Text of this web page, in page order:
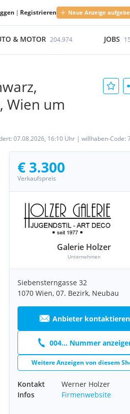
| Registrieren Neue Anzeige
& MOTOR 204.974 JOBS
Wien um
07.08.2026, 16:10 Uhr | willhaben-Code:
€ 3.300
Verkaufspreis
Galerie Holzer
Unternehmen
Siebensterngasse 32
1070 Wien, 07. Bezirk, Neubau
Anbieter kontaktieren
004... Nummer
Weitere Anzeigen von diesem
Kontakt
Werner Holzer
Infos
Firmenwebsite